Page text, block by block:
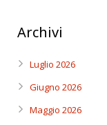
Archivi
Luglio 2026
Giugno 2026
Maggio 2026